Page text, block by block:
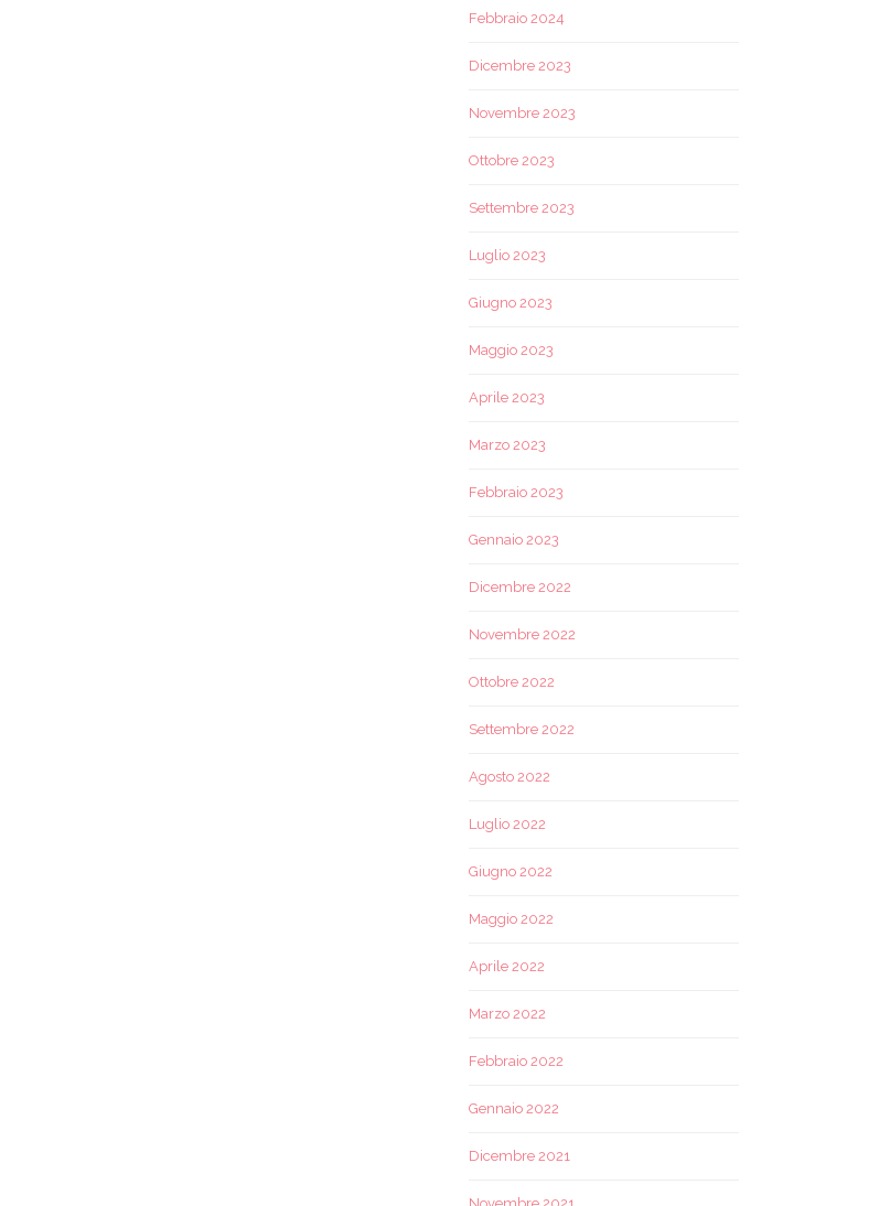
Febbraio 2024
Dicembre 2023
Novembre 2023
Ottobre 2023
Settembre 2023
Luglio 2023
Giugno 2023
Maggio 2023
Aprile 2023
Marzo 2023
Febbraio 2023
Gennaio 2023
Dicembre 2022
Novembre 2022
Ottobre 2022
Settembre 2022
Agosto 2022
Luglio 2022
Giugno 2022
Maggio 2022
Aprile 2022
Marzo 2022
Febbraio 2022
Gennaio 2022
Dicembre 2021
Novembre 2021